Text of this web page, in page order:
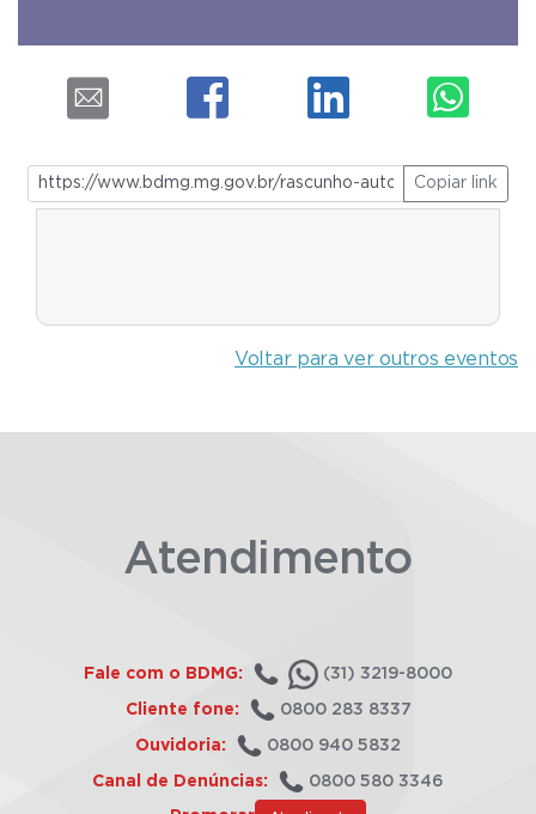
Copiar link
Voltar para ver outros eventos
Atendimento
Fale com o BDMG: (31) 3219-8000
Cliente fone: 0800 283 8337
Ouvidoria: 0800 940 5832
Canal de Denúncias: 0800 580 3346